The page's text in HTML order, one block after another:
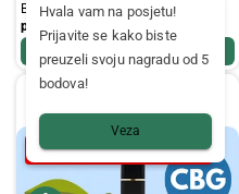
BESPLATNA dostava*
ponedjeljak, 10. kolovoza
Dodaj -
34,90€
CBG Vape olovka Lemon
UDVOSTRUČENE NARUDŽBE
Hvala vam na posjetu!
Prijavite se kako biste
preuzeli svoju nagradu od 5
bodova!
Veza